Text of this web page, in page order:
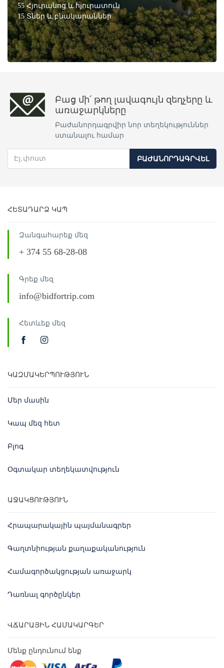
55 Հյուրանոց և հյուրատուն
15 Տներ և բնակարաններ
Բաց մի՛ թող լավագույն զեղչերը և
առաջարկները
Բաժանորդագրվիր նոր տեղեկություններ
ստանալու համար
ԲԱԺԱՆՈՐԴԱԳՐՎԵԼ
ՀԵՏԱԴԱՐՁ ԿԱՊ
Զանգահարեք մեզ
+ 374 55 68-28-08
Գրեք մեզ
info@bidfortrip.com
Հետևեք մեզ
ԿԱԶՄԱԿԵՐՊՈՒԹՅՈՒՆ
Մեր մասին
Կապ մեզ հետ
Բլոգ
Օգտակար տեղեկատվություն
ԱՋԱԿՑՈՒԹՅՈՒՆ
Հրապարակային պայմանագրեր
Գաղտնիության քաղաքականություն
Համագործակցության առաջարկ
Դառնալ գործընկեր
ՎՃԱՐԱՅԻՆ ՀԱՄԱԿԱՐԳԵՐ
Մենք ընդունում ենք